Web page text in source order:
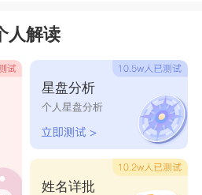
有着小小的大男子主义的男
，不会像大狮子和大天蝎一
该吃的醋，比如说伴侣的确
，但是他们从来不会去无理
人解读
星盘分析
个人星盘分析
姓名详批